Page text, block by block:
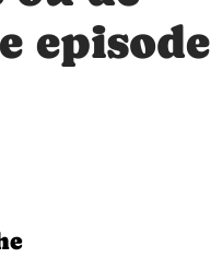
episode